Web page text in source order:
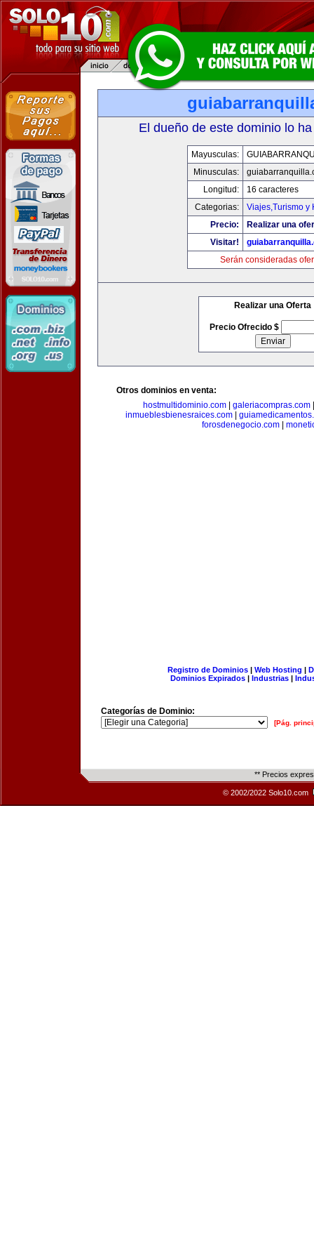
El dueño de este dominio lo
Mayusculas:
Minusculas:
Longitud:
16 caracteres
Categorias:
Viajes,Turismo y
Precio:
Realizar una
Visitar!
Serán consideradas
Realizar una Oferta
Precio Ofrecido $
Otros dominios en venta:
hostmultidominio.com
galeriacompras.com
inmueblesbienesraices.com|
forosdenegocio.com
Registro de Dominios| Web Hosting |
Dominios Expirados | Industrias |
Categorías de Dominio:
[Pág.
** Precios
© 2002/2022 Solo10.com